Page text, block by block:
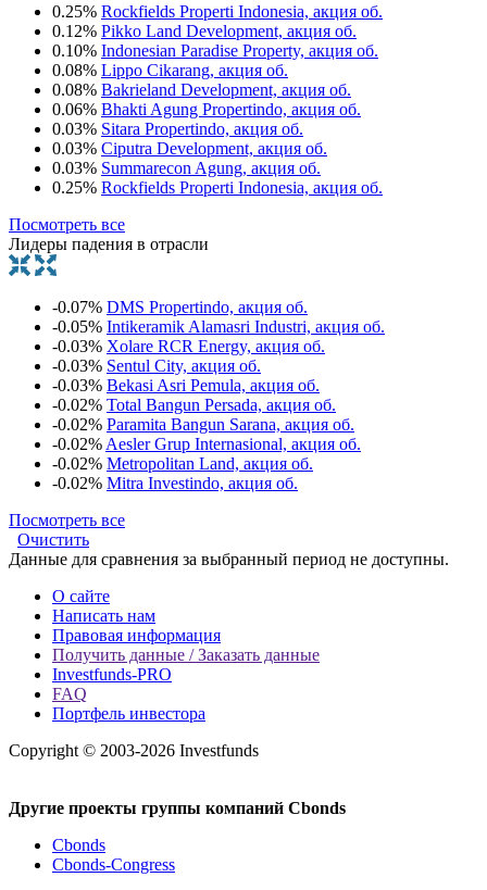
0.25% Rockfields Properti Indonesia, акция об.
0.12% Pikko Land Development, акция об.
0.10% Indonesian Paradise Property, акция об.
0.08% Lippo Cikarang, акция об.
0.08% Bakrieland Development, акция об.
0.06% Bhakti Agung Propertindo, акция об.
0.03% Sitara Propertindo, акция об.
0.03% Ciputra Development, акция об.
0.03% Summarecon Agung, акция об.
0.25% Rockfields Properti Indonesia, акция об.
Посмотреть все
Лидеры падения в отрасли
-0.07% DMS Propertindo, акция об.
-0.05% Intikeramik Alamasri Industri, акция об.
-0.03% Xolare RCR Energy, акция об.
-0.03% Sentul City, акция об.
-0.03% Bekasi Asri Pemula, акция об.
-0.02% Total Bangun Persada, акция об.
-0.02% Paramita Bangun Sarana, акция об.
-0.02% Aesler Grup Internasional, акция об.
-0.02% Metropolitan Land, акция об.
-0.02% Mitra Investindo, акция об.
Посмотреть все
Очистить
Данные для сравнения за выбранный период не доступны.
О сайте
Написать нам
Правовая информация
Получить данные / Заказать данные
Investfunds-PRO
FAQ
Портфель инвестора
Copyright © 2003-2026 Investfunds
Другие проекты группы компаний Cbonds
Cbonds
Cbonds-Congress